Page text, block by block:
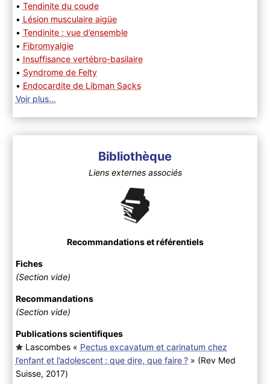
• Tendinite du coude
• Lésion musculaire aigüe
• Tendinite : vue d’ensemble
• Fibromyalgie
• Insuffisance vertébro-basilaire
• Syndrome de Felty
• Endocardite de Libman Sacks
Voir plus…
Bibliothèque
Liens externes associés
Recommandations et référentiels
Fiches
(Section vide)
Recommandations
(Section vide)
Publications scientifiques
Lascombes « Pectus excavatum et carinatum chez
l’enfant et l’adolescent : que dire, que faire ?» (Rev Med
Suisse, 2017)